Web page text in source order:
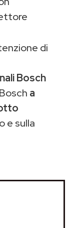
di
Bosch
a
e sulla